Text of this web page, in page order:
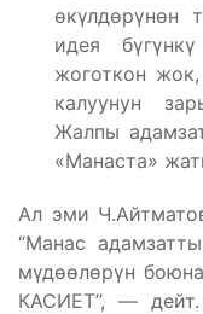
өкүлдөрүнөн
идея
жоготкон
калуунун
Жалпы
«Манаста»
Ал эми
“Манас
мүдөөлөрүн
КАСИЕТ”, —